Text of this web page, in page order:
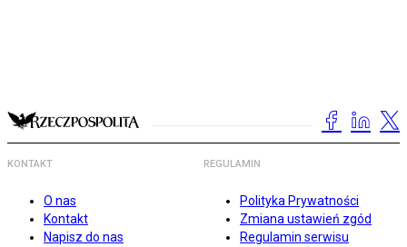
KONTAKT
O nas
Kontakt
Napisz do nas
REGULAMIN
Polityka Prywatności
Zmiana ustawień zgód
Regulamin serwisu